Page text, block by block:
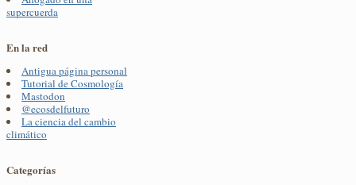
supercuerda
En la red
Antigua página personal
Tutorial de Cosmología
Mastodon
@ecosdelfuturo
La ciencia del cambio
climático
Categorías